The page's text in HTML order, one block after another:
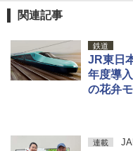
収納
ソロ
￥
ソー
ラー
ッズ
り畳
節電
関連記事
鉄道
JR東日
年度導
の花弁
連載